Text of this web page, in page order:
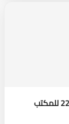
رئيس الأعلى للإعلام يشارك في أعمال الدورة 22 للمكتب